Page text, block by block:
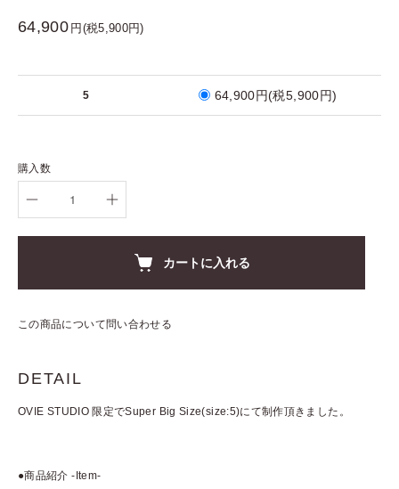
64,900 円(税5,900円)
5 64,900円(税5,900円)
購入数
カートに入れる
この商品について問い合わせる
DETAIL
OVIE STUDIO 限定でSuper Big Size(size:5)にて制作頂きました。
●商品紹介 -Item-